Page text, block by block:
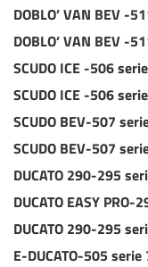
DOBLO’ VAN BEV -
DOBLO’ VAN BEV -
SCUDO ICE -506
SCUDO ICE -506
SCUDO BEV-507
SCUDO BEV-507
DUCATO 290-295
DUCATO EASY PRO-
DUCATO 290-295
E-DUCATO-505 serie